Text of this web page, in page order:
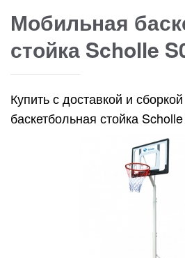
Мобильная
стойка Scholle
Купить с доставкой и
баскетбольная стойка